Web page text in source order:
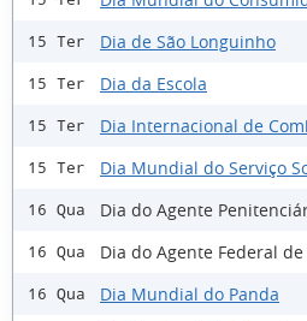
15 Ter Dia de São Longuinho
15 Ter Dia da Escola
15 Ter Dia Internacional de
15 Ter Dia Mundial do Serviço
16 Qua Dia do Agente
16 Qua Dia do Agente Federal de
16 Qua Dia Mundial do Panda